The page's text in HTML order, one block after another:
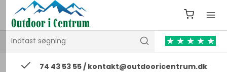
74 43 53 55 / kontakt@outdooricentrum.dk